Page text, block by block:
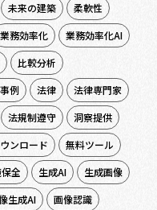
未来の建築
柔軟性
業務効率化
業務効率化AI
比較分析
例 法律
法律専門家
法規制遵守
洞察提供
ンロード
無料ツール
全 生成AI
生成画像
生成AI
画像認識